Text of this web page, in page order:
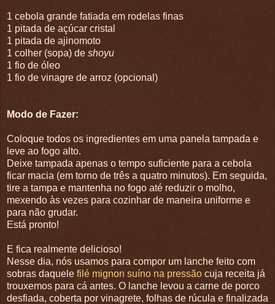
1 cebola grande fatiada em rodelas finas
1 pitada de açúcar cristal
1 pitada de ajinomoto
1 colher (sopa) de shoyu
1 fio de óleo
1 fio de vinagre de arroz (opcional)
Modo de Fazer:
Coloque todos os ingredientes em uma panela tampada e
leve ao fogo alto.
Deixe tampada apenas o tempo suficiente para a cebola
ficar macia (em torno de três a quatro minutos). Em seguida,
tire a tampa e mantenha no fogo até reduzir o molho,
mexendo às vezes para cozinhar de maneira uniforme e
para não grudar.
Está pronto!
E fica realmente delicioso!
Nesse dia, nós usamos para compor um lanche feito com
sobras daquele filé mignon suíno na pressão cuja receita já
trouxemos para cá antes. O lanche levou a carne de porco
desfiada, coberta por vinagrete, folhas de rúcula e finalizada